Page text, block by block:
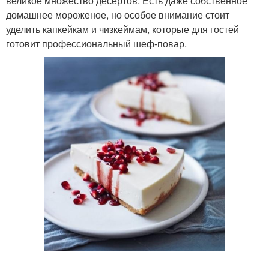
домашнее мороженое, но особое внимание стоит
уделить капкейкам и чизкеймам, которые для гостей
готовит профессиональный шеф-повар.